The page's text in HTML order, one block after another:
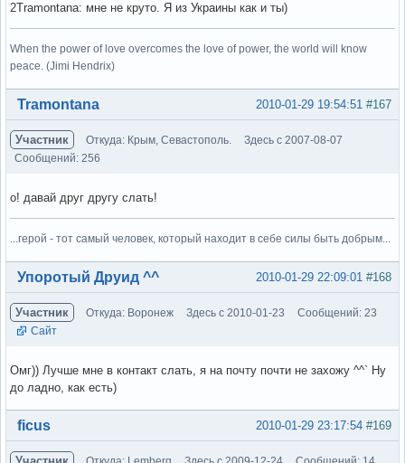
2Tramontana: мне не круто. Я из Украины как и ты)
When the power of love overcomes the love of power, the world will know
peace. (Jimi Hendrix)
Вне форума #167
2010-01-29 19:54:51
Tramontana
Участник Откуда: Крым, Севастополь.
Здесь с 2007-08-07
Сообщений: 256
о! давай друг другу слать!
...герой - тот самый человек, который находит в себе силы быть добрым...
Вне форума #168
2010-01-29 22:09:01
Упоротый Друид ^^
Участник Откуда: Воронеж Здесь с 2010-01-23
Сообщений: 23
Сайт
Омг)) Лучше мне в контакт слать, я на почту почти не захожу ^^` Ну
до ладно, как есть)
Вне форума #169
2010-01-29 23:17:54
ficus